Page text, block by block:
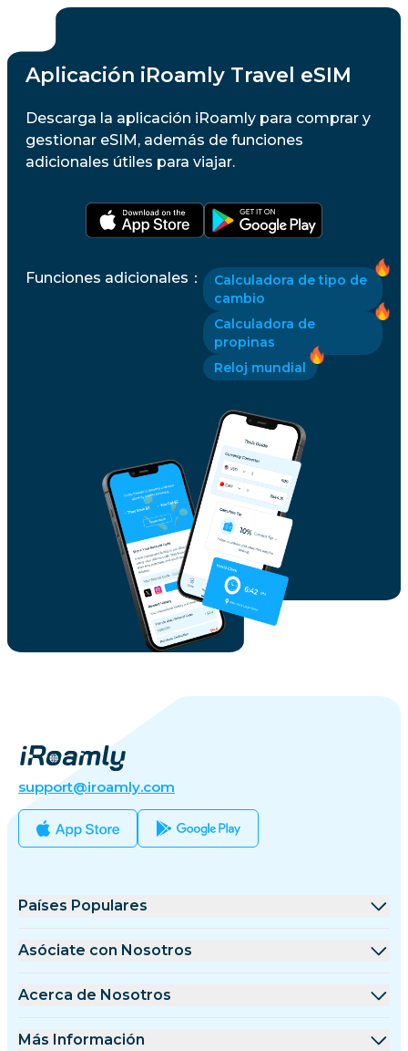
Aplicación iRoamly Travel eSIM
Descarga la aplicación iRoamly para comprar y
gestionar eSIM, además de funciones
adicionales útiles para viajar.
Funciones adicionales ：
Calculadora de tipo de
cambio
Calculadora de
propinas
Reloj mundial
support@iroamly.com
Países Populares
Estados Unidos
Francia
Asóciate con Nosotros
Plataforma de Mayoristas
Acerca de Nosotros
Acerca de iRoamly
Más Información